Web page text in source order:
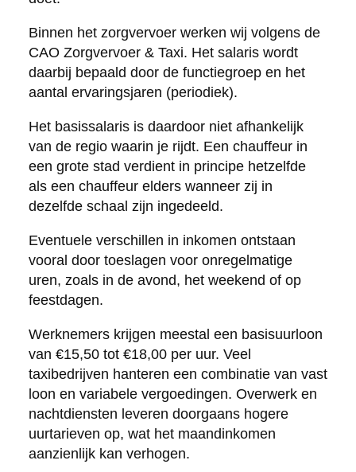
Binnen het zorgvervoer werken wij volgens de
CAO Zorgvervoer & Taxi. Het salaris wordt
daarbij bepaald door de functiegroep en het
aantal ervaringsjaren (periodiek).
Het basissalaris is daardoor niet afhankelijk
van de regio waarin je rijdt. Een chauffeur in
een grote stad verdient in principe hetzelfde
als een chauffeur elders wanneer zij in
dezelfde schaal zijn ingedeeld.
Eventuele verschillen in inkomen ontstaan
vooral door toeslagen voor onregelmatige
uren, zoals in de avond, het weekend of op
feestdagen.
Werknemers krijgen meestal een basisuurloon
van €15,50 tot €18,00 per uur. Veel
taxibedrijven hanteren een combinatie van vast
loon en variabele vergoedingen. Overwerk en
nachtdiensten leveren doorgaans hogere
uurtarieven op, wat het maandinkomen
aanzienlijk kan verhogen.